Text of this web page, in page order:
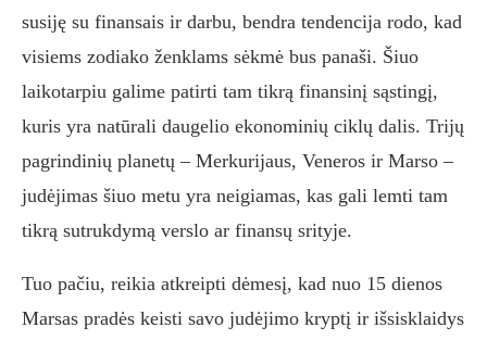
susiję su finansais ir darbu, bendra tendencija rodo, kad
visiems zodiako ženklams sėkmė bus panaši. Šiuo
laikotarpiu galime patirti tam tikrą finansinį sąstingį,
kuris yra natūrali daugelio ekonominių ciklų dalis. Trijų
pagrindinių planetų – Merkurijaus, Veneros ir Marso –
judėjimas šiuo metu yra neigiamas, kas gali lemti tam
tikrą sutrukdymą verslo ar finansų srityje.
Tuo pačiu, reikia atkreipti dėmesį, kad nuo 15 dienos
Marsas pradės keisti savo judėjimo kryptį ir išsisklaidys